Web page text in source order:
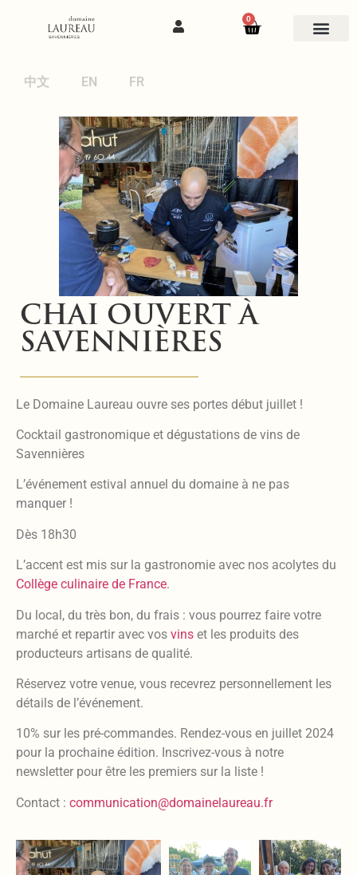
0
中文 EN FR
CHAI OUVERT À
SAVENNIÈRES
Le Domaine Laureau ouvre ses portes début juillet !
Cocktail gastronomique et dégustations de vins de
Savennières
L’événement estival annuel du domaine à ne pas
manquer !
Dès 18h30
L’accent est mis sur la gastronomie avec nos acolytes du
Collège culinaire de France.
Du local, du très bon, du frais : vous pourrez faire votre
marché et repartir avec vos vins et les produits des
producteurs artisans de qualité.
Réservez votre venue, vous recevrez personnellement les
détails de l’événement.
10% sur les pré-commandes. Rendez-vous en juillet 2024
pour la prochaine édition. Inscrivez-vous à notre
newsletter pour être les premiers sur la liste !
Contact : communication@domainelaureau.fr